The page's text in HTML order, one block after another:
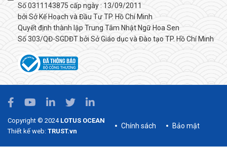
Số 0311143875 cấp ngày : 13/09/2011
bởi Sở Kế Hoạch và Đầu Tư TP. Hồ Chí Minh
Quyết định thành lập Trung Tâm Nhật Ngữ Hoa Sen
Số 303/QĐ-SGDĐT bởi Sở Giáo dục và Đào tạo TP. Hồ Chí Minh
Copyright © 2024 LOTUS OCEAN
Thiết kế web: TRUST.vn
Chính sách Bảo mật